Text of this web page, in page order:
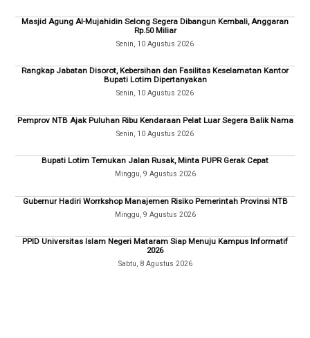
Masjid Agung Al-Mujahidin Selong Segera Dibangun Kembali, Anggaran
Rp.50 Miliar
Senin, 10 Agustus 2026
Rangkap Jabatan Disorot, Kebersihan dan Fasilitas Keselamatan Kantor
Bupati Lotim Dipertanyakan
Senin, 10 Agustus 2026
Pemprov NTB Ajak Puluhan Ribu Kendaraan Pelat Luar Segera Balik Nama
Senin, 10 Agustus 2026
Bupati Lotim Temukan Jalan Rusak, Minta PUPR Gerak Cepat
Minggu, 9 Agustus 2026
Gubernur Hadiri Worrkshop Manajemen Risiko Pemerintah Provinsi NTB
Minggu, 9 Agustus 2026
PPID Universitas Islam Negeri Mataram Siap Menuju Kampus Informatif
2026
Sabtu, 8 Agustus 2026